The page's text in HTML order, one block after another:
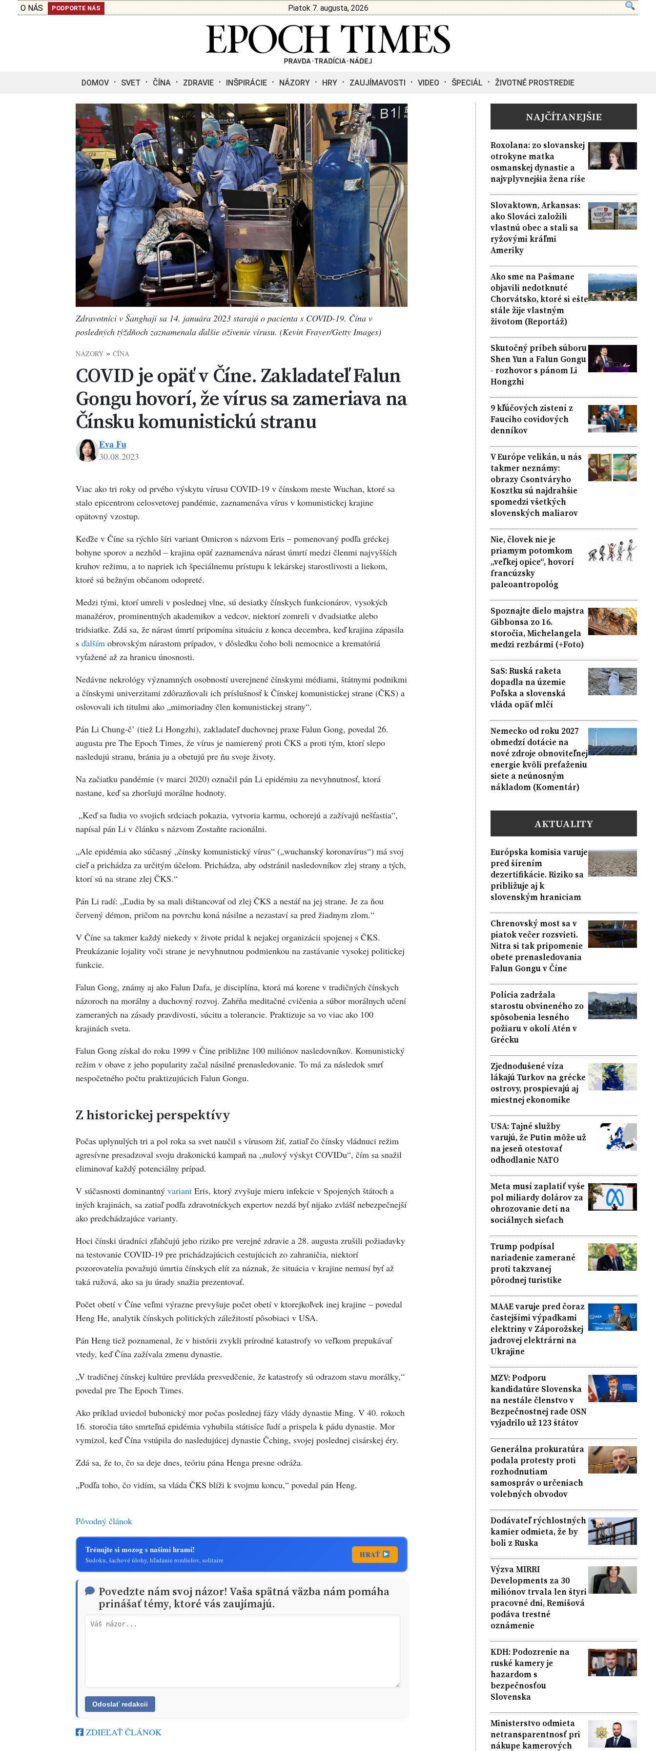
O NÁS PODPORTE NÁS Piatok 7. augusta, 2026
DOMOV SVET ČÍNA ZDRAVIE INŠPIRÁCIE NÁZORY HRY ZAUJÍMAVOSTI VIDEO ŠPECIÁL ŽIVOTNÉ PROSTREDIE
Zdravotníci v Šanghaji sa 14. januára 2023 starajú o pacienta s COVID-19. Čína v
posledných týždňoch zaznamenala ďalšie oživenie vírusu. (Kevin Frayer/Getty Images)
NÁZORY» ČÍNA
COVID je opäť v Číne. Zakladateľ Falun
Gongu hovorí, že vírus sa zameriava na
Čínsku komunistickú stranu
Fu
Eva Fu
30.08.2023
Viac ako tri roky od prvého výskytu vírusu COVID-19 v čínskom meste Wuchan, ktoré sa
stalo epicentrom celosvetovej pandémie, zaznamenáva vírus v komunistickej krajine
opätovný vzostup.
Keďže v Číne sa rýchlo šíri variant Omicron s názvom Eris – pomenovaný podľa gréckej
bohyne sporov a nezhôd – krajina opäť zaznamenáva nárast úmrtí medzi členmi najvyšších
kruhov režimu, a to napriek ich špeciálnemu prístupu k lekárskej starostlivosti a liekom,
ktoré sú bežným občanom odopreté.
Medzi tými, ktorí umreli v poslednej vlne, sú desiatky čínskych funkcionárov, vysokých
manažérov, prominentných akademikov a vedcov, niektorí zomreli v dvadsiatke alebo
tridsiatke. Zdá sa, že nárast úmrtí pripomína situáciu z konca decembra, keď krajina zápasila
s ďalšímobrovským nárastom prípadov, v dôsledku čoho boli nemocnice a krematóriá
vyťažené až za hranicu únosnosti.
Nedávne nekrológy významných osobností uverejnené čínskymi médiami, štátnymi podnikmi
a čínskymi univerzitami zdôrazňovali ich príslušnosť k Čínskej komunistickej strane (ČKS) a
oslovovali ich titulmi ako „mimoriadny člen komunistickej strany“.
Pán Li Chung-č’ (tiež Li Hongzhi), zakladateľ duchovnej praxe Falun Gong, povedal 26.
augusta pre The Epoch Times, že vírus je namierený proti ČKS a proti tým, ktorí slepo
nasledujú stranu, bránia ju a obetujú pre ňu svoje životy.
Na začiatku pandémie (v marci 2020) označil pán Li epidémiu za nevyhnutnosť, ktorá
nastane, keď sa zhoršujú morálne hodnoty.
„Keď sa ľudia vo svojich srdciach pokazia, vytvoria karmu, ochorejú a zažívajú nešťastia“,
napísal pán Li v článku s názvom Zostaňte racionálni.
„Ale epidémia ako súčasný „čínsky komunistický vírus“ („wuchanský koronavírus“) má svoj
cieľ a prichádza za určitým účelom. Prichádza, aby odstránil nasledovníkov zlej strany a tých,
ktorí sú na strane zlej ČKS.“
Pán Li radí: „Ľudia by sa mali dištancovať od zlej ČKS a nestáť na jej strane. Je za ňou
červený démon, pričom na povrchu koná násilne a nezastaví sa pred žiadnym zlom.“
V Číne sa takmer každý niekedy v živote pridal k nejakej organizácii spojenej s ČKS.
Preukázanie lojality voči strane je nevyhnutnou podmienkou na zastávanie vysokej politickej
funkcie.
Falun Gong, známy aj ako Falun Dafa, je disciplína, ktorá má korene v tradičných čínskych
názoroch na morálny a duchovný rozvoj. Zahŕňa meditačné cvičenia a súbor morálnych učení
zameraných na zásady pravdivosti, súcitu a tolerancie. Praktizuje sa vo viac ako 100
krajinách sveta.
Falun Gong získal do roku 1999 v Číne približne 100 miliónov nasledovníkov. Komunistický
režim v obave z jeho popularity začal násilné prenasledovanie. To má za následok smrť
nespočetného počtu praktizujúcich Falun Gongu.
Z historickej perspektívy
Počas uplynulých tri a pol roka sa svet naučil s vírusom žiť, zatiaľ čo čínsky vládnuci režim
agresívne presadzoval svoju drakonickú kampaň na „nulový výskyt COVIDu“, čím sa snažil
eliminovať každý potenciálny prípad.
V súčasnosti dominantný variantEris, ktorý zvyšuje mieru infekcie v Spojených štátoch a
iných krajinách, sa zatiaľ podľa zdravotníckych expertov nezdá byť nijako zvlášť nebezpečnejší
ako predchádzajúce varianty.
Hoci čínski úradníci zľahčujú jeho riziko pre verejné zdravie a 28. augusta zrušili požiadavky
na testovanie COVID-19 pre prichádzajúcich cestujúcich zo zahraničia, niektorí
pozorovatelia považujú úmrtia čínskych elít za náznak, že situácia v krajine nemusí byť až
taká ružová, ako sa ju úrady snažia prezentovať.
Počet obetí v Číne veľmi výrazne prevyšuje počet obetí v ktorejkoľvek inej krajine – povedal
Heng He, analytik čínskych politických záležitostí pôsobiaci v USA.
Pán Heng tiež poznamenal, že v histórii zvykli prírodné katastrofy vo veľkom prepukávať
vtedy, keď Čína zažívala zmenu dynastie.
„V tradičnej čínskej kultúre prevláda presvedčenie, že katastrofy sú odrazom stavu morálky,“
povedal pre The Epoch Times.
Ako príklad uviedol bubonický mor počas poslednej fázy vlády dynastie Ming. V 40. rokoch
16. storočia táto smrteľná epidémia vyhubila státisíce ľudí a prispela k pádu dynastie. Mor
vymizol, keď Čína vstúpila do nasledujúcej dynastie Čching, svojej poslednej cisárskej éry.
Zdá sa, že to, čo sa deje dnes, teóriu pána Henga presne odráža.
„Podľa toho, čo vidím, sa vláda ČKS blíži k svojmu koncu,“ povedal pán Heng.
Pôvodný článok
Trénujte si mozog s našimi hrami!
Sudoku, šachové úlohy, hľadanie rozdielov, solitaire
HRAŤ
Povedzte nám svoj názor! Vaša spätná väzba nám pomáha
prinášať témy, ktoré vás zaujímajú.
ZDIEĽAŤ ČLÁNOK
NAJČÍTANEJŠIE
Roxolana: zo slovanskej
otrokyne matka
osmanskej dynastie a
najvplyvnejšia žena ríše
Slovaktown, Arkansas:
ako Slováci založili
vlastnú obec a stali sa
ryžovými kráľmi
Ameriky
Ako sme na Pašmane
objavili nedotknuté
Chorvátsko, ktoré si ešte
stále žije vlastným
životom (Reportáž)
Skutočný príbeh súboru
Shen Yun a Falun Gongu
- rozhovor s pánom Li
Hongzhi
9 kľúčových zistení z
Fauciho covidových
denníkov
V Európe velikán, u nás
takmer neznámy:
obrazy Csontváryho
Kosztku sú najdrahšie
spomedzi všetkých
slovenských maliarov
Nie, človek nie je
priamym potomkom
„veľkej opice“, hovorí
francúzsky
paleoantropológ
Spoznajte dielo majstra
Gibbonsa zo 16.
storočia, Michelangela
medzi rezbármi (+Foto)
SaS: Ruská raketa
dopadla na územie
Poľska a slovenská
vláda opäť mlčí
Nemecko od roku 2027
obmedzí dotácie na
nové zdroje obnoviteľnej
energie kvôli preťaženiu
siete a neúnosným
nákladom (Komentár)
AKTUALITY
Európska komisia varuje
pred šírením
dezertifikácie. Riziko sa
približuje aj k
slovenským hraniciam
Chrenovský most sa v
piatok večer rozsvieti.
Nitra si tak pripomenie
obete prenasledovania
Falun Gongu v Číne
Polícia zadržala
starostu obvineného zo
spôsobenia lesného
požiaru v okolí Atén v
Grécku
Zjednodušené víza
lákajú Turkov na grécke
ostrovy, prospievajú aj
miestnej ekonomike
USA: Tajné služby
varujú, že Putin môže už
na jeseň otestovať
odhodlanie NATO
Meta musí zaplatiť vyše
pol miliardy dolárov za
ohrozovanie detí na
sociálnych sieťach
Trump podpísal
nariadenie zamerané
proti takzvanej
pôrodnej turistike
MAAE varuje pred čoraz
častejšími výpadkami
elektriny v Záporožskej
jadrovej elektrárni na
Ukrajine
MZV: Podporu
kandidatúre Slovenska
na nestále členstvo v
Bezpečnostnej rade OSN
vyjadrilo už 123 štátov
Generálna prokuratúra
podala protesty proti
rozhodnutiam
samospráv o určeniach
volebných obvodov
Dodávateľ rýchlostných
kamier odmieta, že by
boli z Ruska
Výzva MIRRI
Developments za 30
miliónov trvala len štyri
pracovné dni, Remišová
podáva trestné
oznámenie
KDH: Podozrenie na
ruské kamery je
hazardom s
bezpečnosťou
Slovenska
Ministerstvo odmieta
netransparentnosť pri
nákupe kamerových